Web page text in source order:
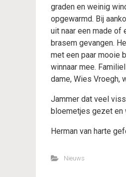
graden en weinig
opgewarmd. Bij
uit naar een made of
brasem gevangen.
met een paar mooie
winnaar mee.
dame, Wies Vroegh,
Jammer dat veel
bloemetjes gezet en
Herman van harte
Nieuws